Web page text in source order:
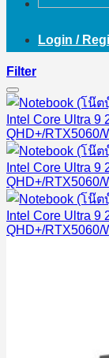
Login /
Filter